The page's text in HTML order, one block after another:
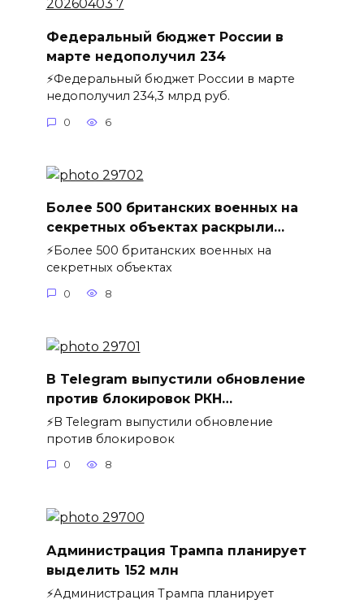
Федеральный бюджет России в
марте недополучил 234
⚡️Федеральный бюджет России в марте
недополучил 234,3 млрд руб.
0 6
Более 500 британских военных на
секретных объектах раскрыли…
⚡️Более 500 британских военных на
секретных объектах
0 8
В Telegram выпустили обновление
против блокировок РКН…
⚡️В Telegram выпустили обновление
против блокировок
0 8
Администрация Трампа планирует
выделить 152 млн
⚡️Администрация Трампа планирует